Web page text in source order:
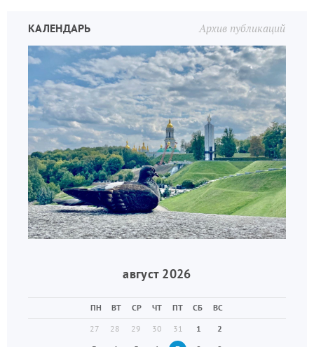
Архив публикаций
КАЛЕНДАРЬ
август 2026
ПН ВТ СР ЧТ ПТ СБ
ВС
27
28 29 30 31 1
2